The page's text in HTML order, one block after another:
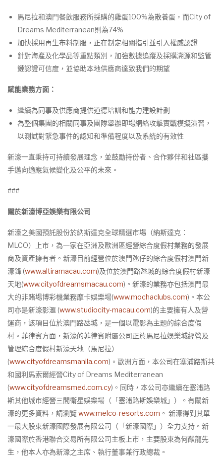
馬尼拉和澳門餐飲服務所採購的雞蛋100%為散養蛋，而City of
Dreams Mediterranean則為74%
加快採用再生布料制服，正在制定相關指引並引入權威認證
針對海產及化學品等重點類別，加強數據追蹤及採購溯源和監管
鏈認證可信度，並協助本地供應商達致我們的期望
賦能業務方面：
繼續為同事及供應商提供道德培訓和能力建設計劃
為整個集團的相關同事及團隊舉辦即場網絡攻擊實戰模擬演習，
以測試對緊急事件的認知和準備程度以及系統的有效性
新濠一直秉持可持續發展理念，並鼓勵持份者、合作夥伴和社區攜
手邁向適應氣候變化及公平的未來。
###
關於新濠博亞娛樂有限公司
新濠之美國預託股份於納斯達克全球精選市場（納斯達克：
MLCO）上市，為一家在亞洲及歐洲區經營綜合度假村業務的發展
商及資產擁有者。新濠目前經營位於澳門氹仔的綜合度假村澳門新
濠鋒 (www.altiramacau.com)及位於澳門路氹城的綜合度假村新濠
天地(www.cityofdreamsmacau.com)。新濠的業務亦包括澳門最
大的非賭場博彩機業務摩卡娛樂場(www.mochaclubs.com)。本公
司亦是新濠影滙 (www.studiocity-macau.com)的主要擁有人及營
運商，該項目位於澳門路氹城，是一個以電影為主題的綜合度假
村。菲律賓方面，新濠的菲律賓附屬公司正於馬尼拉娛樂城經營及
管理綜合度假村新濠天地（馬尼拉）
(www.cityofdreamsmanila.com)。歐洲方面，本公司在塞浦路斯共
和國利馬索爾經營City of Dreams Mediterranean
(www.cityofdreamsmed.com.cy)。同時，本公司亦繼續在塞浦路
斯其他城市經營三間衛星娛樂場（「塞浦路斯娛樂城」）。有關新
濠的更多資料，請瀏覽www.melco-resorts.com 。 新濠得到其單
一最大股東新濠國際發展有限公司（「新濠國際」）全力支持。新
濠國際於香港聯合交易所有限公司主板上市，主要股東為何猷龍先
生，他本人亦為新濠之主席、執行董事兼行政總裁。